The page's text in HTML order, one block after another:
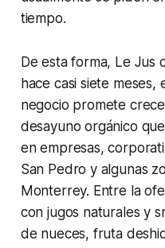
tiempo.
De esta forma, Le Jus
hace casi siete
negocio promete
desayuno orgánico
en empresas,
San Pedro y algunas
Monterrey. Entre la
con jugos naturales y
de nueces, fruta